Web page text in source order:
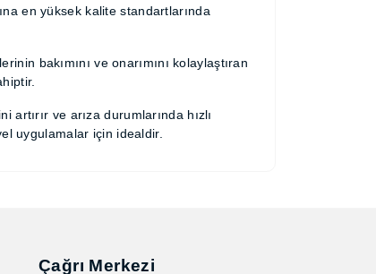
en yüksek kalite
bakımını ve onarımını
standartlara sahiptir.
artırır ve arıza durumlarında
de endüstriyel uygulamalar için